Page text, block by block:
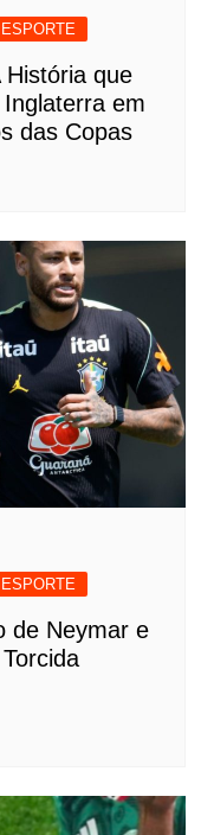
História que
em
das Copas
de Neymar e